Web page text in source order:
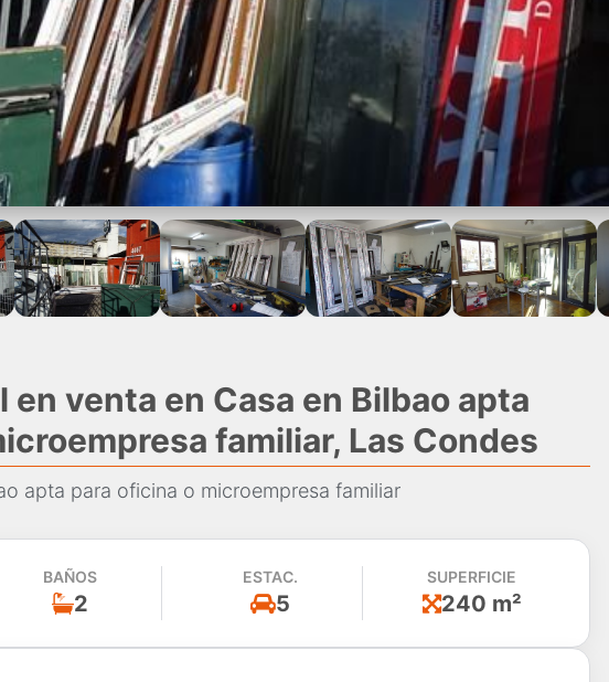
en venta en Casa en Bilbao apta
familiar, Las Condes
apta para oficina o microempresa familiar
BAÑOS
2
ESTAC.
5
SUPERFICIE
240 m²